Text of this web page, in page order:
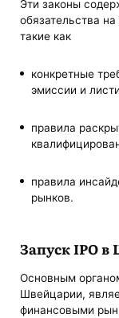
Эти законы
обязательства
такие как
конкретные
эмиссии и
правила
правила
рынков.
Запуск IPO
Основным
Швейцарии,
финансовыми